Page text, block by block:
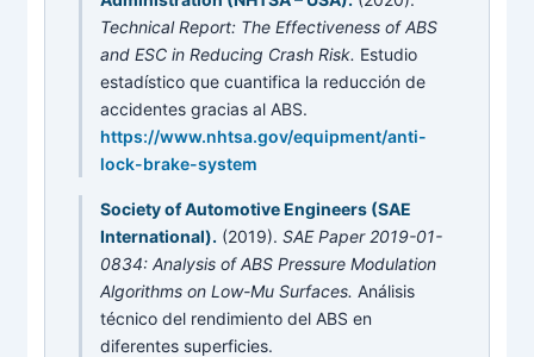
Technical Report: The Effectiveness of ABS
and ESC in Reducing Crash Risk. Estudio
estadístico que cuantifica la reducción de
accidentes gracias al ABS.
https://www.nhtsa.gov/equipment/anti-
lock-brake-system
Society of Automotive Engineers (SAE
International). (2019).SAE Paper 2019-01-
0834: Analysis of ABS Pressure Modulation
Algorithms on Low-Mu Surfaces. Análisis
técnico del rendimiento del ABS en
diferentes superficies.